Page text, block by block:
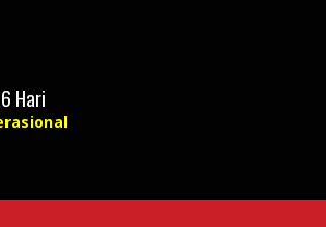
Hari